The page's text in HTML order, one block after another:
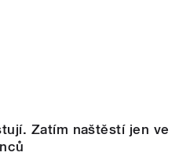
Zatím naštěstí jen ve